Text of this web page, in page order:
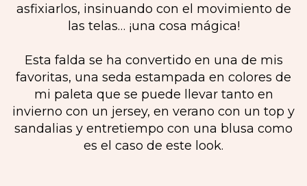
asfixiarlos, insinuando con el movimiento de
las telas… ¡una cosa mágica!
Esta falda se ha convertido en una de mis
favoritas, una seda estampada en colores de
mi paleta que se puede llevar tanto en
invierno con un jersey, en verano con un top y
sandalias y entretiempo con una blusa como
es el caso de este look.